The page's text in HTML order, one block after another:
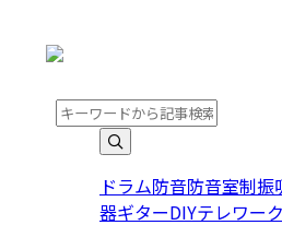
ドラム防音防音室制振
器ギターDIYテレワーク